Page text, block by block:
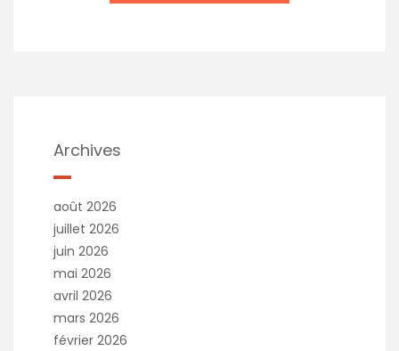
Archives
août 2026
juillet 2026
juin 2026
mai 2026
avril 2026
mars 2026
février 2026